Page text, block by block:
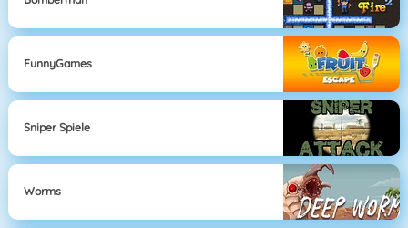
FunnyGames
Sniper Spiele
Worms